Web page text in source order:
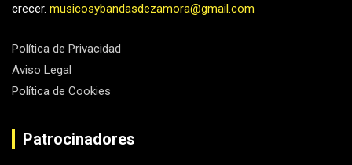
crecer. musicosybandasdezamora@gmail.com
Política de Privacidad
Aviso Legal
Política de Cookies
Patrocinadores